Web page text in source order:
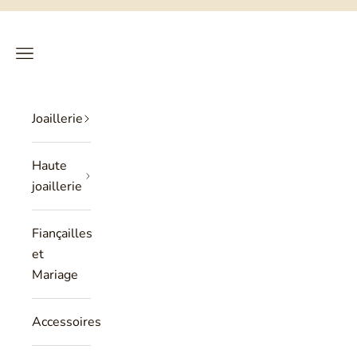
Passer au contenu
Menu
Joaillerie
Haute
joaillerie
Fiançailles
et
Mariage
Accessoires